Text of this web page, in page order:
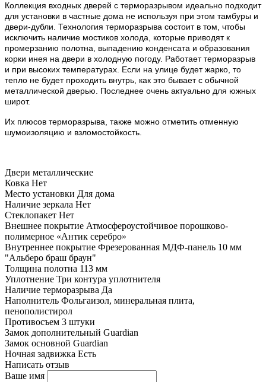
Коллекция входных дверей с терморазрывом идеально подходит
для установки в частные дома не используя при этом тамбуры и
двери-дубли. Технология терморазрыва состоит в том, чтобы
исключить наличие мостиков холода, которые приводят к
промерзанию полотна, выпадению конденсата и образования
корки инея на двери в холодную погоду. Работает терморазрыв
и при высоких температурах. Если на улице будет жарко, то
тепло не будет проходить внутрь, как это бывает с обычной
металлической дверью. Последнее очень актуально для южных
широт.
Их плюсов терморазрыва, также можно отметить отменную
шумоизоляцию и взломостойкость.
Двери металлические
Ковка Нет
Место установки Для дома
Наличие зеркала Нет
Стеклопакет Нет
Внешнее покрытие Атмосфероустойчивое порошково-
полимерное «Антик серебро»
Внутреннее покрытие Фрезерованная МДФ-панель 10 мм
"Альберо браш браун"
Толщина полотна 113 мм
Уплотнение Три контура уплотнителя
Наличие терморазрыва Да
Наполнитель Фольгаизол, минеральная плита,
пенополистирол
Противосъем 3 штуки
Замок дополнительный Guardian
Замок основной Guardian
Ночная задвижка Есть
Написать отзыв
Ваше имя